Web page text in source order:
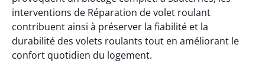
interventions de Réparation de volet roulant
contribuent ainsi à préserver la fiabilité et la
durabilité des volets roulants tout en améliorant le
confort quotidien du logement.